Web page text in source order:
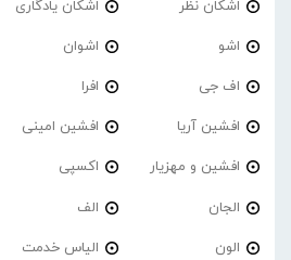
اشکان نظر اشکان یادگاری
اشو اشوان
اف جی افرا
افشین آریا افشین امینی
افشین و مهزیار اکسپی
الجان الف
الون الیاس خدمت